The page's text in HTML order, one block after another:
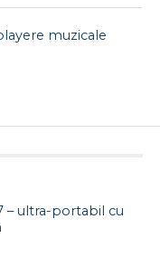
muzicale
– ultra-portabil cu